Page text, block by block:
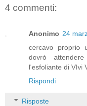
4 commenti:
Anonimo 24
cercavo proprio
dovrò
l'esfoliante di VIvi
Rispondi
Risposte